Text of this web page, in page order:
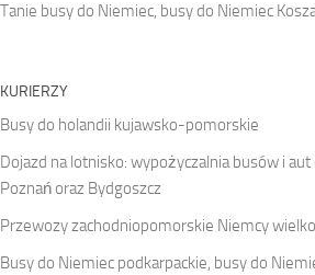
Tanie busy do Niemiec, busy do Niemiec
KURIERZY
Busy do holandii kujawsko-pomorskie
Dojazd na lotnisko: wypożyczalnia busów i
Poznań oraz Bydgoszcz
Przewozy zachodniopomorskie Niemcy
Busy do Niemiec podkarpackie, busy do